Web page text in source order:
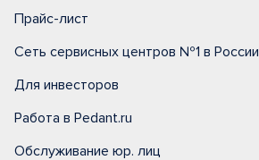
Прайс-лист
Сеть сервисных центров №1 в России
Для инвесторов
Работа в Pedant.ru
Обслуживание юр. лиц